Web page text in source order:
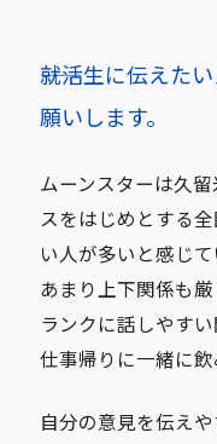
――就活生に伝えた
願いします。
ムーンスターは久
スをはじめとする
い人が多いと感じて
あまり上下関係も
ランクに話しやすい
仕事帰りに一緒に飲
自分の意見を伝え